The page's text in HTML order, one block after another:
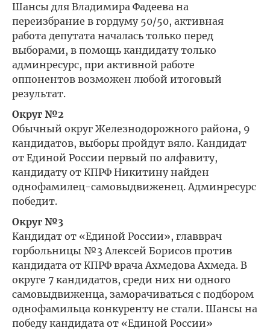
Шансы для Владимира Фадеева на
переизбрание в гордуму 50/50, активная
работа депутата началась только перед
выборами, в помощь кандидату только
админресурс, при активной работе
оппонентов возможен любой итоговый
результат.
Округ №2
Обычный округ Железнодорожного района, 9
кандидатов, выборы пройдут вяло. Кандидат
от Единой России первый по алфавиту,
кандидату от КПРФ Никитину найден
однофамилец-самовыдвиженец. Админресурс
победит.
Округ №3
Кандидат от «Единой России», главврач
горбольницы №3 Алексей Борисов против
кандидата от КПРФ врача Ахмедова Ахмеда. В
округе 7 кандидатов, среди них ни одного
самовыдвиженца, заморачиваться с подбором
однофамильца конкуренту не стали. Шансы на
победу кандидата от «Единой России»